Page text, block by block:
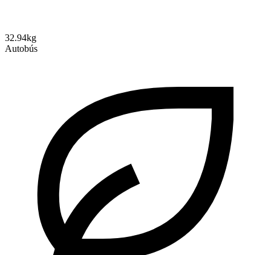
32.94kg
Autobús